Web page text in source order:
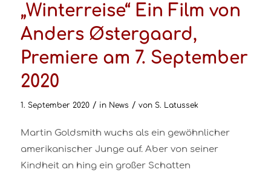
„Winterreise“ Ein Film von
Anders Østergaard,
Premiere am 7. September
2020
1. September 2020 / in News / von S. Latussek
Martin Goldsmith wuchs als ein gewöhnlicher
amerikanischer Junge auf. Aber von seiner
Kindheit an hing ein großer Schatten